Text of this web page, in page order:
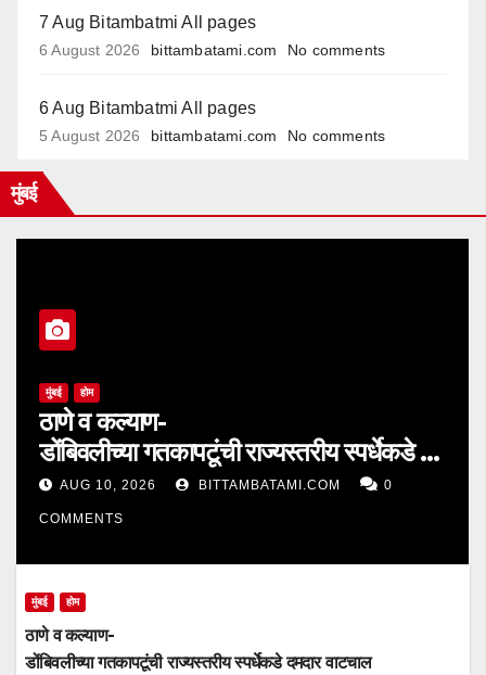
7 Aug Bitambatmi All pages
6 August 2026 bittambatami.com No comments
6 Aug Bitambatmi All pages
5 August 2026 bittambatami.com No comments
मुंबई
मुंबई होम
ठाणे व कल्याण-
डोंबिवलीच्या गतकापटूंची राज्यस्तरीय स्पर्धेकडे दम
दार वाटचाल
AUG 10, 2026 BITTAMBATAMI.COM 0
COMMENTS
मुंबई होम
ठाणे व कल्याण-
डोंबिवलीच्या गतकापटूंची राज्यस्तरीय स्पर्धेकडे दमदार वाटचाल